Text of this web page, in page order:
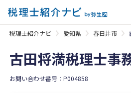
税理士紹介ナビ 愛知県 春日井市
古田将満税理士事
お問い合わせ番号：P004858